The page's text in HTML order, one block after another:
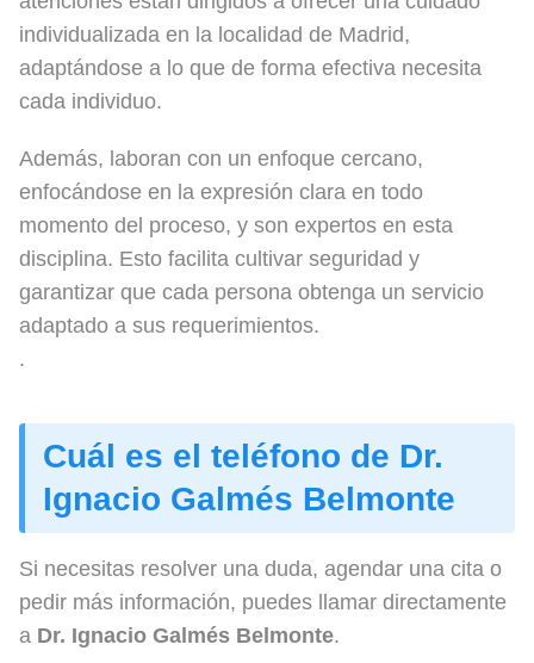
individualizada en la localidad de Madrid,
adaptándose a lo que de forma efectiva necesita
cada individuo.
Además, laboran con un enfoque cercano,
enfocándose en la expresión clara en todo
momento del proceso, y son expertos en esta
disciplina. Esto facilita cultivar seguridad y
garantizar que cada persona obtenga un servicio
adaptado a sus requerimientos.
.
Cuál es el teléfono de Dr.
Ignacio Galmés Belmonte
Si necesitas resolver una duda, agendar una cita o
pedir más información, puedes llamar directamente
a Dr. Ignacio Galmés Belmonte.